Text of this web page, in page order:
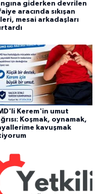
giderken devrilen
aracında sıkışan
mesai arkadaşları
Kerem'in umut
Koşmak, oynamak,
kavuşmak